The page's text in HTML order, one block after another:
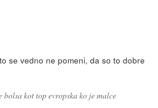
se vedno ne pomeni, da so to dobre
kot top evropska ko je malce